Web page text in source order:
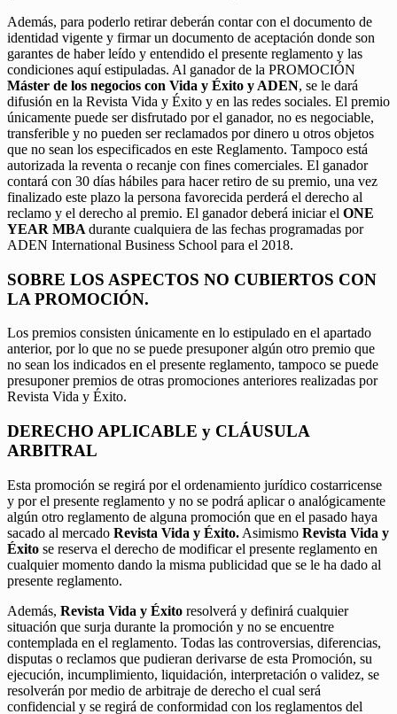
Además, para poderlo retirar deberán contar con el documento de
identidad vigente y firmar un documento de aceptación donde son
garantes de haber leído y entendido el presente reglamento y las
condiciones aquí estipuladas. Al ganador de la PROMOCIÓN
Máster de los negocios con Vida y Éxito y ADEN, se le dará
difusión en la Revista Vida y Éxito y en las redes sociales. El premio
únicamente puede ser disfrutado por el ganador, no es negociable,
transferible y no pueden ser reclamados por dinero u otros objetos
que no sean los especificados en este Reglamento. Tampoco está
autorizada la reventa o recanje con fines comerciales. El ganador
contará con 30 días hábiles para hacer retiro de su premio, una vez
finalizado este plazo la persona favorecida perderá el derecho al
reclamo y el derecho al premio. El ganador deberá iniciar el ONE
YEAR MBA durante cualquiera de las fechas programadas por
ADEN International Business School para el 2018.
SOBRE LOS ASPECTOS NO CUBIERTOS CON
LA PROMOCIÓN.
Los premios consisten únicamente en lo estipulado en el apartado
anterior, por lo que no se puede presuponer algún otro premio que
no sean los indicados en el presente reglamento, tampoco se puede
presuponer premios de otras promociones anteriores realizadas por
Revista Vida y Éxito.
DERECHO APLICABLE y CLÁUSULA
ARBITRAL
Esta promoción se regirá por el ordenamiento jurídico costarricense
y por el presente reglamento y no se podrá aplicar o analógicamente
algún otro reglamento de alguna promoción que en el pasado haya
sacado al mercado Revista Vida y Éxito. Asimismo Revista Vida y
Éxito se reserva el derecho de modificar el presente reglamento en
cualquier momento dando la misma publicidad que se le ha dado al
presente reglamento.
Además, Revista Vida y Éxito resolverá y definirá cualquier
situación que surja durante la promoción y no se encuentre
contemplada en el reglamento. Todas las controversias, diferencias,
disputas o reclamos que pudieran derivarse de esta Promoción, su
ejecución, incumplimiento, liquidación, interpretación o validez, se
resolverán por medio de arbitraje de derecho el cual será
confidencial y se regirá de conformidad con los reglamentos del